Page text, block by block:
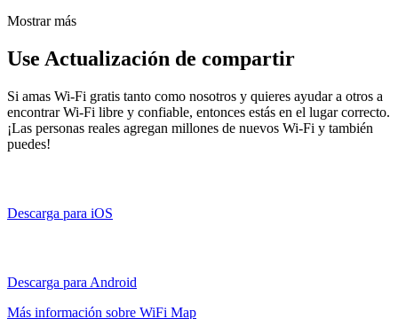
Mostrar más
Use Actualización de compartir
Si amas Wi-Fi gratis tanto como nosotros y quieres ayudar a otros a
encontrar Wi-Fi libre y confiable, entonces estás en el lugar correcto.
¡Las personas reales agregan millones de nuevos Wi-Fi y también
puedes!
Descarga para iOS
Descarga para Android
Más información sobre WiFi Map